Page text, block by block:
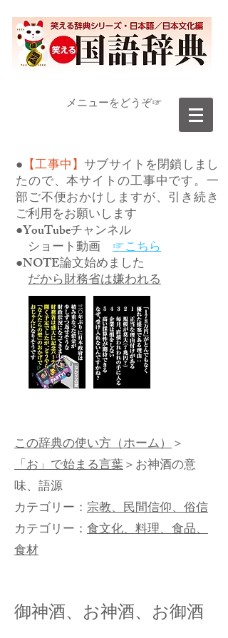
​メニューをどうぞ☞
● 【工事中】サブサイトを閉鎖しまし
たので、本サイトの工事中です。一
部ご不便おかけしますが、引き続き
ご利用をお願いします
●YouTubeチャンネル
ショート動画 ☞こちら
●NOTE論文始めました
だから財務省は嫌われる
この辞典の使い方（ホーム）＞
「お」で始まる言葉＞お神酒の意
味、語源
カテゴリー： 宗教、民間信仰、俗信
カテゴリー： 食文化、料理、食品、
食材
御神酒、お神酒、お御酒